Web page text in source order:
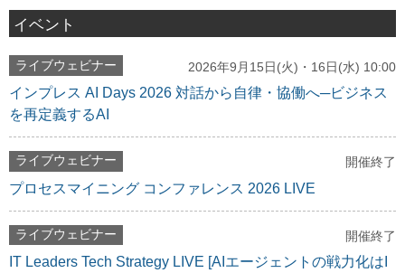
イベント
ライブウェビナー 2026年9月15日(火)・16日(水) 10:00
インプレス AI Days 2026 対話から自律・協働へ─ビジネス
を再定義するAI
ライブウェビナー 開催終了
プロセスマイニング コンファレンス 2026 LIVE
ライブウェビナー 開催終了
IT Leaders Tech Strategy LIVE [AIエージェントの戦力化はI